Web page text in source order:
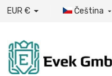
EUR € Čeština 